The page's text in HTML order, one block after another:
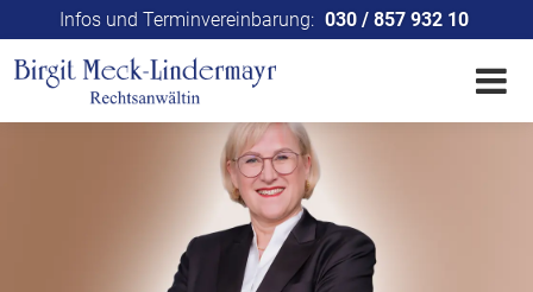
Infos und Terminvereinbarung: 030 / 857 932 10